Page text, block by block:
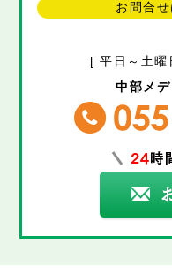
お問合
[ 平日～土
中部メ